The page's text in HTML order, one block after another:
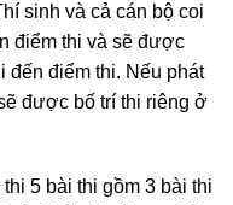
sinh và cả cán bộ coi
điểm thi và sẽ được
đến điểm thi. Nếu phát
được bố trí thi riêng ở
5 bài thi gồm 3 bài thi